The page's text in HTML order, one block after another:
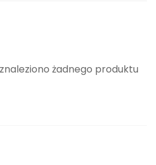
żadnego produktu